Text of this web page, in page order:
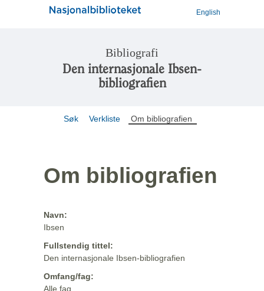
English
Bibliografi
Den internasjonale Ibsen-
bibliografien
Søk Verkliste Om bibliografien
Om bibliografien
Navn:
Ibsen
Fullstendig tittel:
Den internasjonale Ibsen-bibliografien
Omfang/fag:
Alle fag